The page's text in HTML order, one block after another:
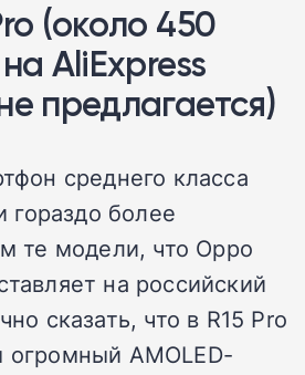
(около 450
AliExpress
предлагается)
среднего класса
гораздо более
те модели, что Oppo
на российский
сказать, что в R15 Pro
AMOLED-